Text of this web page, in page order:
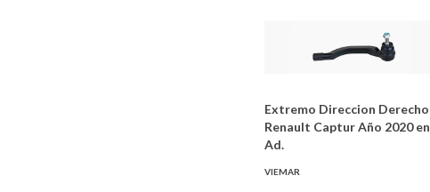
Extremo Direccion Derecho
Renault Captur Año 2020 en
Ad.
VIEMAR